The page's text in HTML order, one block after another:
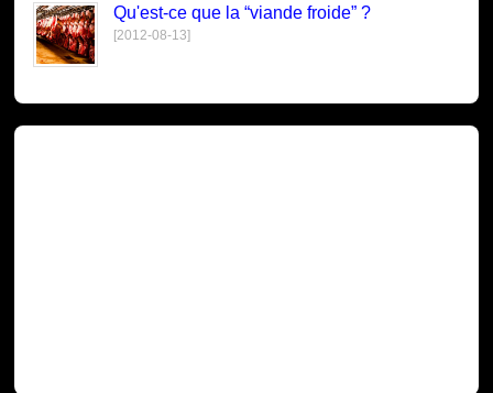
Qu'est-ce que la “viande froide” ?
[2012-08-13]